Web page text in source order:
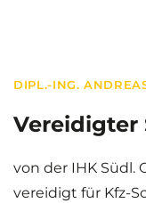
DIPL.-ING.
Vereidigter
von der IHK
vereidigt für Kfz-